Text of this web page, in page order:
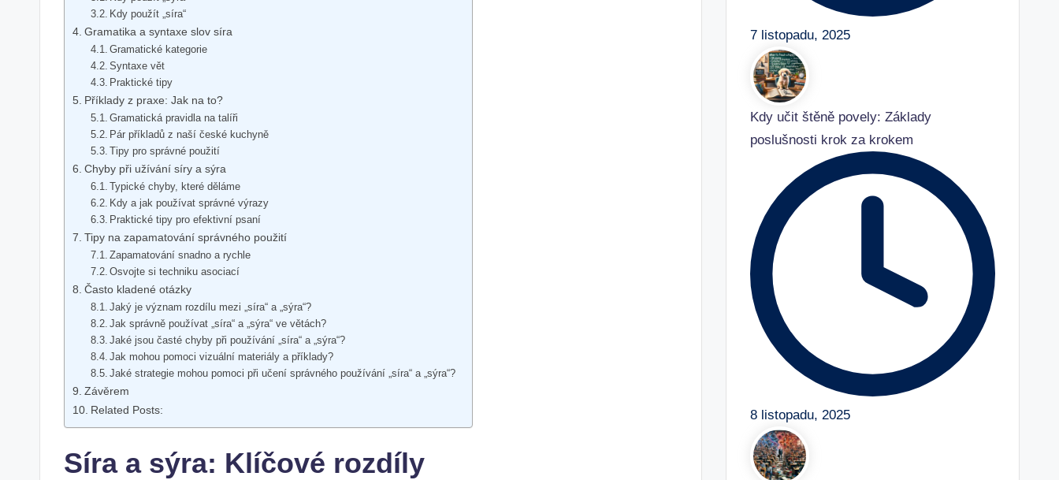
Kdy použít „síra“
Gramatika a syntaxe slov síra
Gramatické kategorie
Syntaxe vět
Praktické tipy
Příklady z praxe: Jak na to?
Gramatická pravidla na talíři
Pár příkladů z naší české kuchyně
Tipy pro správné použití
Chyby při užívání síry a sýra
Typické chyby, které děláme
Kdy a jak používat správné výrazy
Praktické tipy pro efektivní psaní
Tipy na zapamatování správného použití
Zapamatování snadno a rychle
Osvojte si techniku asociací
Často kladené otázky
Jaký je význam rozdílu mezi „síra“ a „sýra“?
Jak správně používat „síra“ a „sýra“ ve větách?
Jaké jsou časté chyby při používání „síra“ a „sýra“?
Jak mohou pomoci vizuální materiály a příklady?
Jaké strategie mohou pomoci při učení správného používání „síra“ a „sýra“?
Závěrem
Related Posts:
Síra a sýra: Klíčové rozdíly
7 listopadu, 2025
Kdy učit štěně povely: Základy
poslušnosti krok za krokem
8 listopadu, 2025